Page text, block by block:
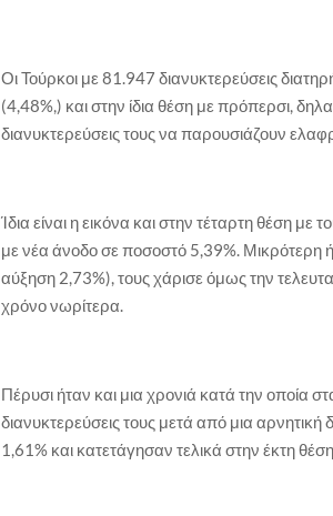
Οι Τούρκοι με 81.947 διανυκτερεύσεις
(4,48%,) και στην ίδια θέση με πρόπερσι,
διανυκτερεύσεις τους να παρουσιάζουν
Ίδια είναι η εικόνα και στην τέταρτη θέση
με νέα άνοδο σε ποσοστό 5,39%. Μικρότερη
αύξηση 2,73%), τους χάρισε όμως την
χρόνο νωρίτερα.
Πέρυσι ήταν και μια χρονιά κατά την οποία
διανυκτερεύσεις τους μετά από μια
1,61% και κατετάγησαν τελικά στην έκτη